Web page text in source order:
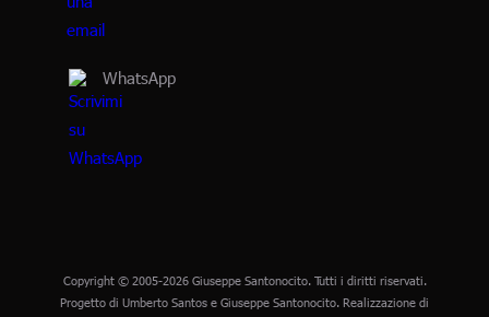
WhatsApp
Copyright © 2005-2026 Giuseppe Santonocito. Tutti i diritti riservati.
Progetto di Umberto Santos e Giuseppe Santonocito. Realizzazione di